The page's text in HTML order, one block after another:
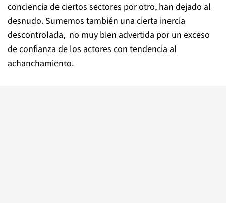
conciencia de ciertos sectores por otro, han dejado al
desnudo. Sumemos también una cierta inercia
descontrolada, no muy bien advertida por un exceso
de confianza de los actores con tendencia al
achanchamiento.